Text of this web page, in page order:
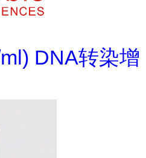
DNA转染增